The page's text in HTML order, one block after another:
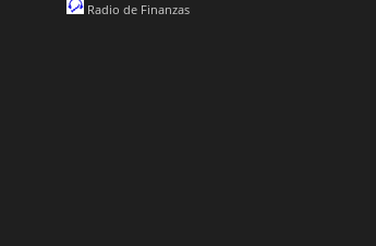
Radio de Finanzas